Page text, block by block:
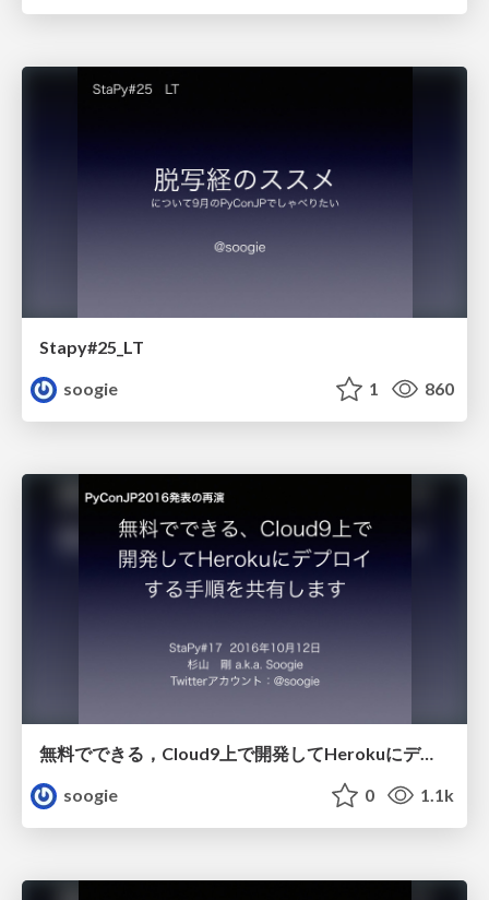
Stapy#25_LT
soogie
1 860
無料でできる，Cloud9上で開発してHerokuにデプロイする手順を共有します（再）
soogie
0 1.1k